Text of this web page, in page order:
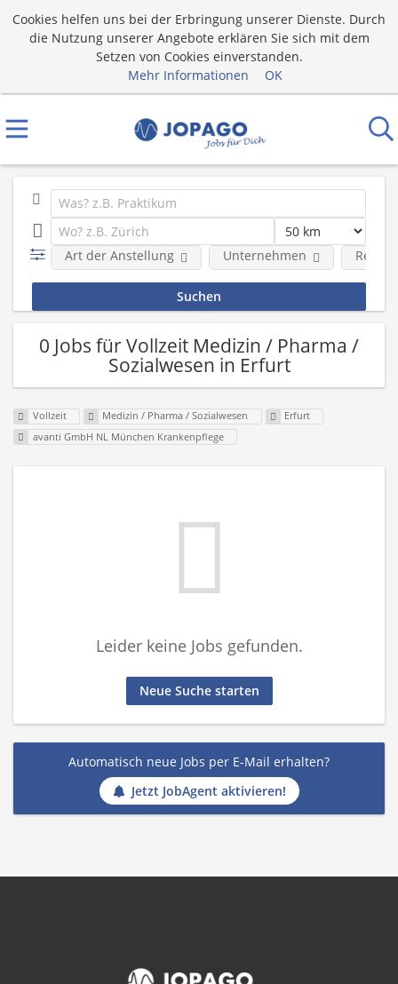
Cookies helfen uns bei der Erbringung unserer Dienste. Durch
die Nutzung unserer Angebote erklären Sie sich mit dem
Setzen von Cookies einverstanden.
Mehr Informationen
OK
Art der Anstellung Unternehmen Region
0 Jobs für Vollzeit Medizin / Pharma /
Sozialwesen in Erfurt
Vollzeit Medizin / Pharma / Sozialwesen
Erfurt
avanti GmbH NL München Krankenpflege
Leider keine Jobs gefunden.
Neue Suche starten
Automatisch neue Jobs per E-Mail erhalten?
Jetzt JobAgent aktivieren!